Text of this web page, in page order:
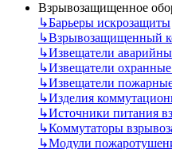
Взрывозащищенное
↳Барьеры искрозащиты
↳Взрывозащищенный
↳Извещатели
↳Извещатели
↳Извещатели
↳Изделия
↳Источники питания
↳Коммутаторы
↳Модули